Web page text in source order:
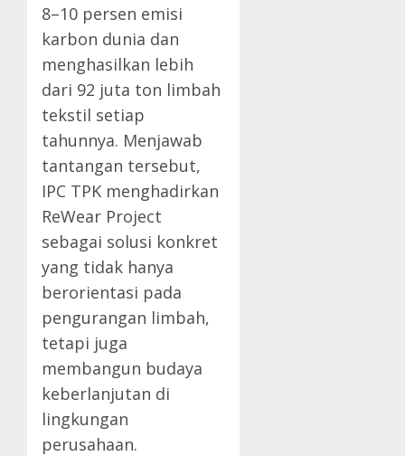
8–10 persen emisi
karbon dunia dan
menghasilkan lebih
dari 92 juta ton limbah
tekstil setiap
tahunnya. Menjawab
tantangan tersebut,
IPC TPK menghadirkan
ReWear Project
sebagai solusi konkret
yang tidak hanya
berorientasi pada
pengurangan limbah,
tetapi juga
membangun budaya
keberlanjutan di
lingkungan
perusahaan.